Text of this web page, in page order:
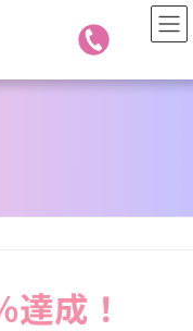
達成！